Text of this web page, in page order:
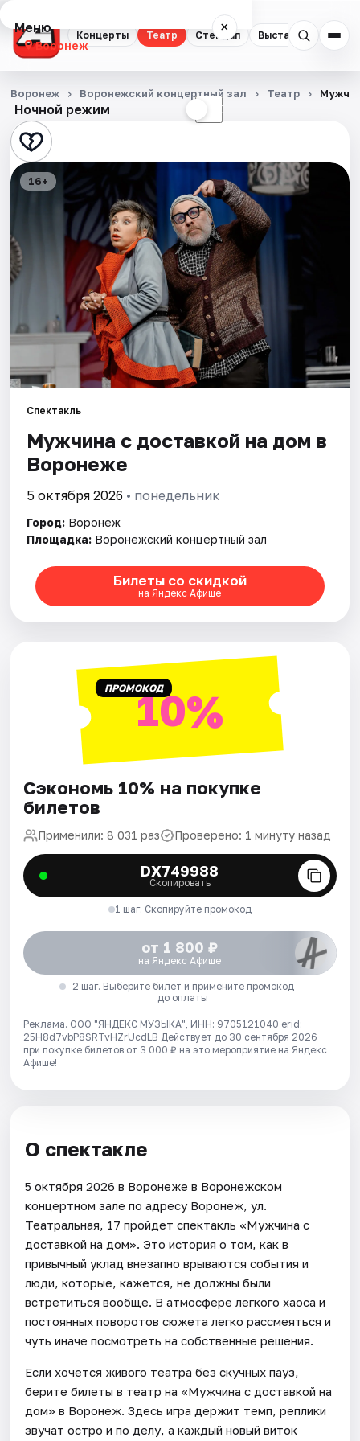
Концерты Театр Стендап Выставки
Меню ×
Воронеж
Концерты
Театр
Стендап
Выставки
Квесты
Экскурсии
События
Площадки
Артисты
Ночной режим ☾
Воронеж Воронежский концертный зал Театр
16+
Спектакль
Мужчина с доставкой на дом в
Воронеже
5 октября 2026 • понедельник
Город: Воронеж
Площадка: Воронежский концертный зал
Билеты со скидкой
на Яндекс Афише
ПРОМОКОД10%
Сэкономь 10% на покупке
билетов
Применили: 8 031 раз Проверено: 1 минуту назад
DX749988
Скопировать
1 шаг. Скопируйте промокод
от 1 800 ₽
на Яндекс Афише
2 шаг. Выберите билет и примените промокод
до оплаты
Реклама. ООО "ЯНДЕКС МУЗЫКА", ИНН: 9705121040 erid:
25H8d7vbP8SRTvHZrUcdLB Действует до 30 сентября 2026
при покупке билетов от 3 000 ₽ на это мероприятие на Яндекс
Афише!
О спектакле
5 октября 2026 в Воронеже в Воронежском
концертном зале по адресу Воронеж, ул.
Театральная, 17 пройдет спектакль «Мужчина с
доставкой на дом». Это история о том, как в
привычный уклад внезапно врываются события и
люди, которые, кажется, не должны были
встретиться вообще. В атмосфере легкого хаоса и
постоянных поворотов сюжета легко рассмеяться и
чуть иначе посмотреть на собственные решения.
Если хочется живого театра без скучных пауз,
берите билеты в театр на «Мужчина с доставкой на
дом» в Воронеж. Здесь игра держит темп, реплики
звучат остро и по делу, а каждый новый виток